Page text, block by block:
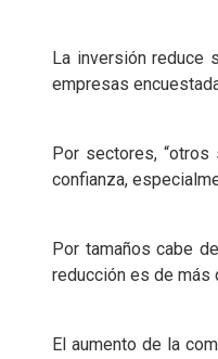
La inversión reduce
empresas
Por sectores,
confianza,
Por tamaños cabe
reducción es de más
El aumento de la